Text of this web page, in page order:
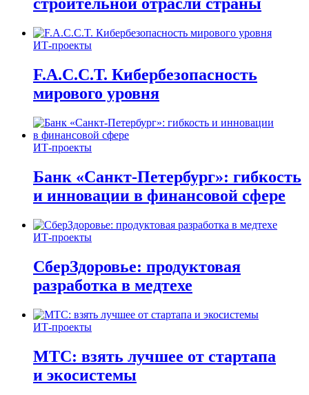
строительной отрасли страны
ИТ-проекты
F.A.C.C.T. Кибербезопасность
мирового уровня
ИТ-проекты
Банк «Санкт-Петербург»: гибкость
и инновации в финансовой сфере
ИТ-проекты
СберЗдоровье: продуктовая
разработка в медтехе
ИТ-проекты
МТС: взять лучшее от стартапа
и экосистемы